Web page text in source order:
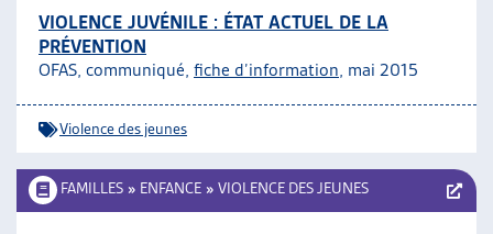
VIOLENCE JUVÉNILE : ÉTAT ACTUEL DE LA
PRÉVENTION
OFAS, communiqué, fiche d’information, mai 2015
Violence des jeunes
FAMILLES » ENFANCE » VIOLENCE DES JEUNES